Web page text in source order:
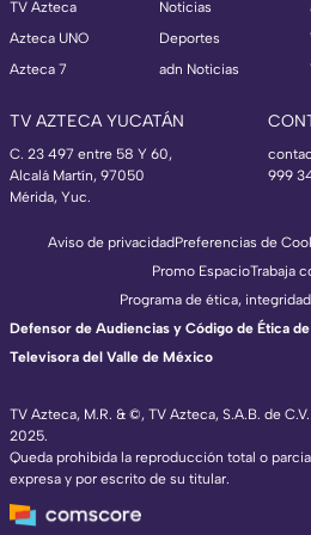
TV Azteca
Azteca UNO
Azteca 7
Noticias
Deportes
adn Noticias
TV AZTECA YUCATÁN
C. 23 497 entre 58 Y 60,
Alcalá Martín, 97050
Mérida, Yuc.
999
TV Azteca, M.R. & ©, TV Azteca, S.A.B. de
2025.
Queda prohibida la reproducción total o
expresa y por escrito de su titular.
Aviso de privacidadPreferencias de
Promo EspacioTrabaja
Programa de ética,
Defensor de Audiencias y Código de Ética
Televisora del Valle de México